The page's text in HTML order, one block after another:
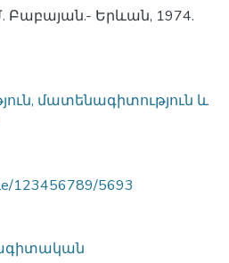
Երևան, 1974.
մատենագիտություն և
123456789/5693